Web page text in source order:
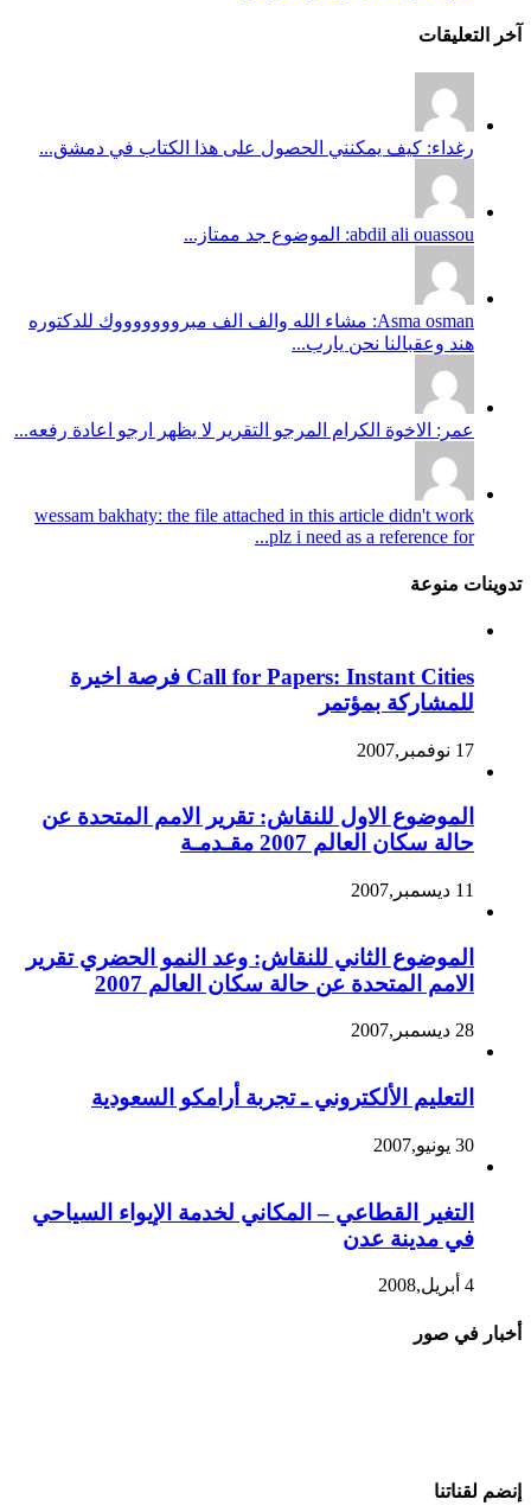
آخر التعليقات
رغداء: كيف يمكنني الحصول على هذا الكتاب في دمشق...
abdil ali ouassou: الموضوع جد ممتاز...
Asma osman: مشاء الله والف الف مبروووووووك للدكتوره
هند وعقبالنا نحن يارب...
عمر: الاخوة الكرام المرجو التقرير لا يظهر ارجو اعادة رفعه...
wessam bakhaty: the file attached in this article didn't work
plz i need as a reference for...
تدوينات منوعة
Call for Papers: Instant Cities فرصة اخيرة
للمشاركة بمؤتمر
17 نوفمبر,2007
الموضوع الاول للنقاش: تقرير الامم المتحدة عن
حالة سكان العالم 2007 مقـدمـة
11 ديسمبر,2007
الموضوع الثاني للنقاش: وعد النمو الحضري تقرير
الامم المتحدة عن حالة سكان العالم 2007
28 ديسمبر,2007
التعليم الألكتروني ـ تجربة أرامكو السعودية
30 يونيو,2007
التغير القطاعي – المكاني لخدمة الإيواء السياحي
في مدينة عدن
4 أبريل,2008
أخبار في صور
إنضم لقناتنا